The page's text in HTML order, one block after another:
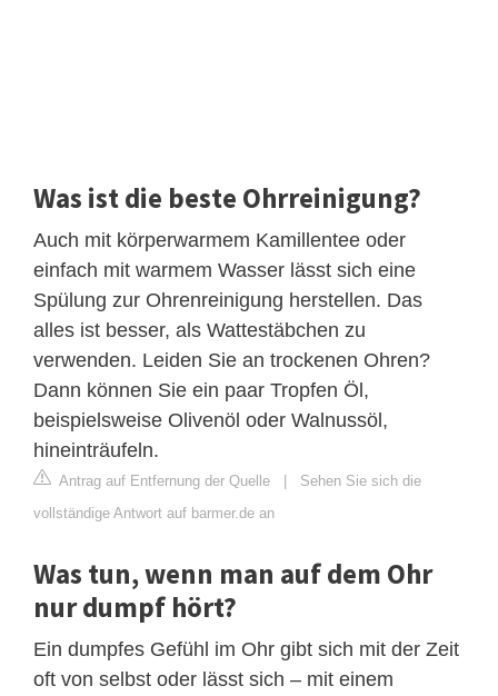
Was ist die beste Ohrreinigung?
Auch mit körperwarmem Kamillentee oder
einfach mit warmem Wasser lässt sich eine
Spülung zur Ohrenreinigung herstellen. Das
alles ist besser, als Wattestäbchen zu
verwenden. Leiden Sie an trockenen Ohren?
Dann können Sie ein paar Tropfen Öl,
beispielsweise Olivenöl oder Walnussöl,
hineinträufeln.
Antrag auf Entfernung der Quelle | Sehen Sie sich die
vollständige Antwort auf barmer.de an
Was tun, wenn man auf dem Ohr
nur dumpf hört?
Ein dumpfes Gefühl im Ohr gibt sich mit der Zeit
oft von selbst oder lässt sich – mit einem